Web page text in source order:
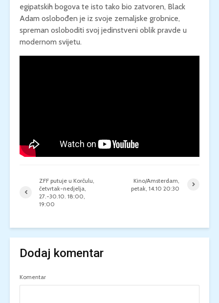
egipatskih bogova te isto tako bio zatvoren, Black
Adam oslobođen je iz svoje zemaljske grobnice,
spreman osloboditi svoj jedinstveni oblik pravde u
modernom svijetu.
ZFF putuje u Korčulu,
četvrtak-nedjelja,
27.-30.10. 18:00,
19:00
Kino/Amsterdam,
petak, 14.10 20:30
Dodaj komentar
Komentar